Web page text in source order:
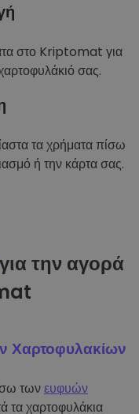
στο Kriptomat για
σας.
τα χρήματα πίσω
ή την κάρτα σας.
την αγορά
Χαρτοφυλακίων
τωνευφυών
τα χαρτοφυλάκια